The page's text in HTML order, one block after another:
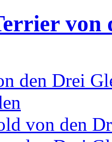
von
den Drei
von den